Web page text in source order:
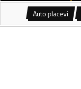
Auto placevi